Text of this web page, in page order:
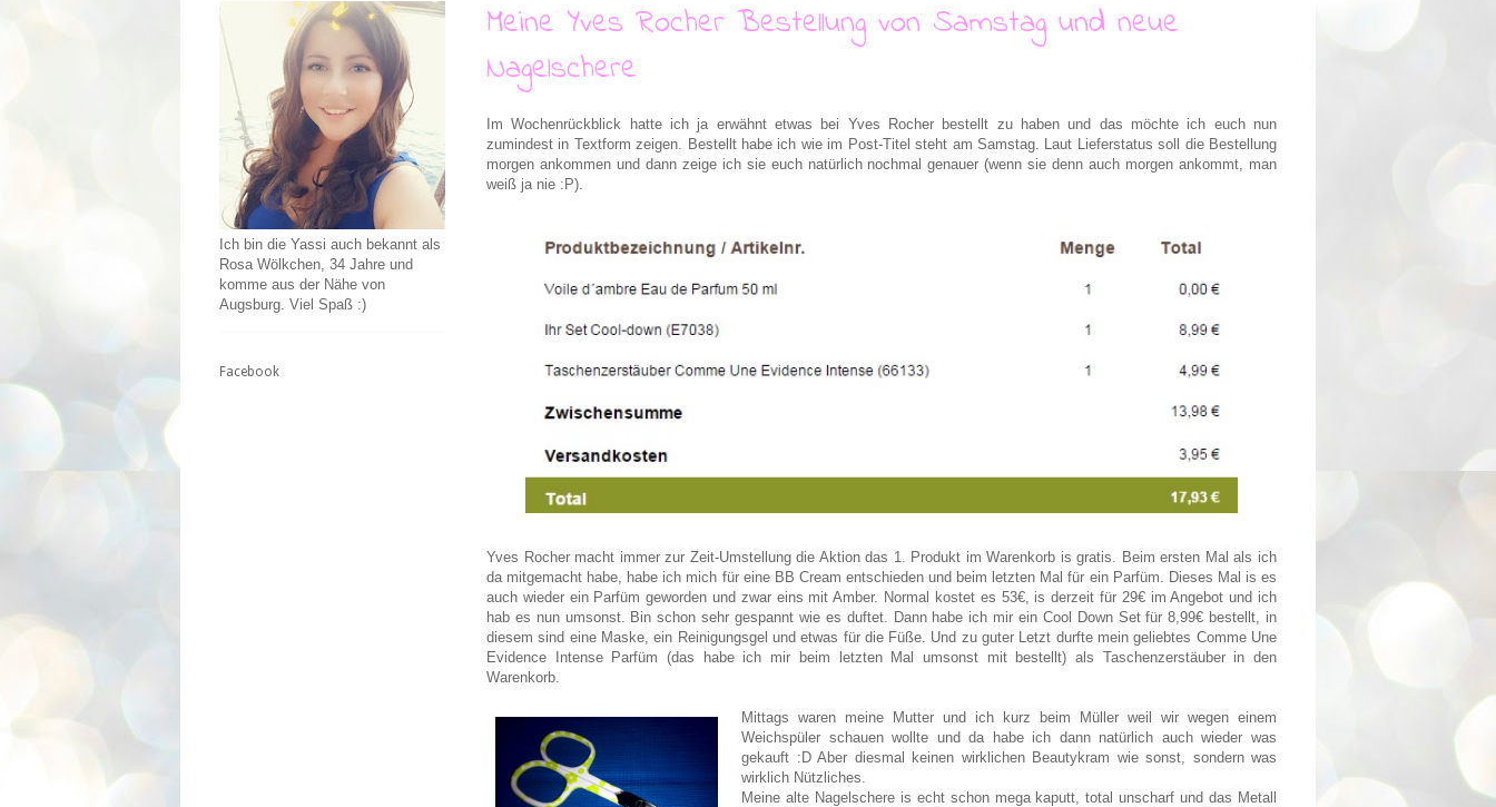
Meine Yves Rocher Bestellung von Samstag und neue
Nagelschere
Im Wochenrückblick hatte ich ja erwähnt etwas bei Yves Rocher bestellt zu haben und das möchte ich euch nun
zumindest in Textform zeigen. Bestellt habe ich wie im Post-Titel steht am Samstag. Laut Lieferstatus soll die Bestellung
morgen ankommen und dann zeige ich sie euch natürlich nochmal genauer (wenn sie denn auch morgen ankommt, man
weiß ja nie :P).
Yves Rocher macht immer zur Zeit-Umstellung die Aktion das 1. Produkt im Warenkorb is gratis. Beim ersten Mal als ich
da mitgemacht habe, habe ich mich für eine BB Cream entschieden und beim letzten Mal für ein Parfüm. Dieses Mal is es
auch wieder ein Parfüm geworden und zwar eins mit Amber. Normal kostet es 53€, is derzeit für 29€ im Angebot und ich
hab es nun umsonst. Bin schon sehr gespannt wie es duftet. Dann habe ich mir ein Cool Down Set für 8,99€ bestellt, in
diesem sind eine Maske, ein Reinigungsgel und etwas für die Füße. Und zu guter Letzt durfte mein geliebtes Comme Une
Evidence Intense Parfüm (das habe ich mir beim letzten Mal umsonst mit bestellt) als Taschenzerstäuber in den
Warenkorb.
Mittags waren meine Mutter und ich kurz beim Müller weil wir wegen einem
Weichspüler schauen wollte und da habe ich dann natürlich auch wieder was
gekauft :D Aber diesmal keinen wirklichen Beautykram wie sonst, sondern was
wirklich Nützliches.
Meine alte Nagelschere is echt schon mega kaputt, total unscharf und das Metall
Ich bin die Yassi auch bekannt als
Rosa Wölkchen, 34 Jahre und
komme aus der Nähe von
Augsburg. Viel Spaß :)
Facebook